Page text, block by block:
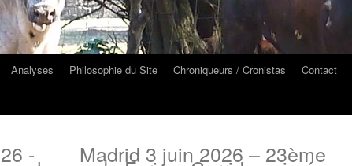
Analyses Philosophie du Site Chroniqueurs / Cronistas Contact
- Madrid 3 juin 2026 – 23ème